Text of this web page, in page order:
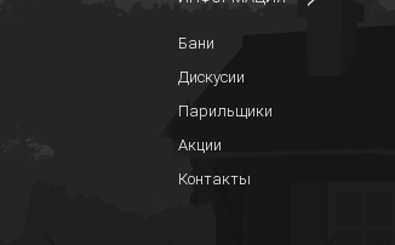
Бани
Дискусии
Парильщики
Акции
Контакты